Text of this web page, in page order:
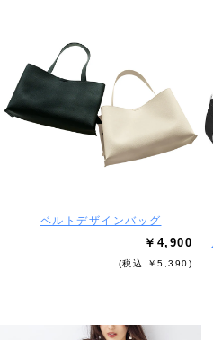
ベルトデザインバッグ
￥4,900
(税込 ￥5,390)